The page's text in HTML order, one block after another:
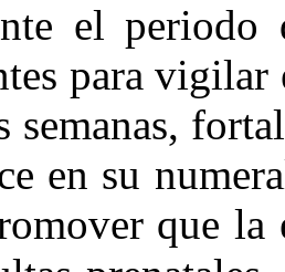
el periodo
para
semanas,
en su
que la